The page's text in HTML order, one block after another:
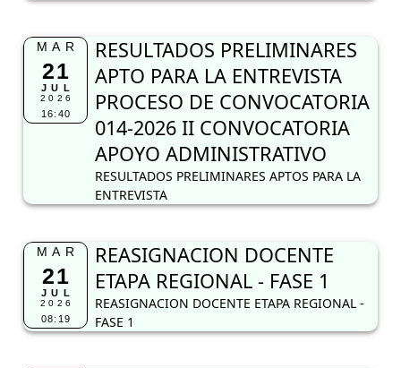
MAR
21
JUL
2026
16:40
RESULTADOS PRELIMINARES
APTO PARA LA ENTREVISTA
PROCESO DE CONVOCATORIA
014-2026 II CONVOCATORIA
APOYO ADMINISTRATIVO
RESULTADOS PRELIMINARES APTOS PARA LA
ENTREVISTA
MAR
21
JUL
2026
08:19
REASIGNACION DOCENTE
ETAPA REGIONAL - FASE 1
REASIGNACION DOCENTE ETAPA REGIONAL -
FASE 1